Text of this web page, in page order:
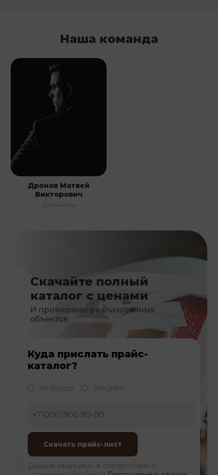
Наша команда
Дронов Матвей
Викторович
Должность
Скачайте полный
каталог с ценами
И примерами реализованных
объектов
Куда прислать прайс-
каталог?
Whatsapp Telegram
Данные защищены в соответствии с